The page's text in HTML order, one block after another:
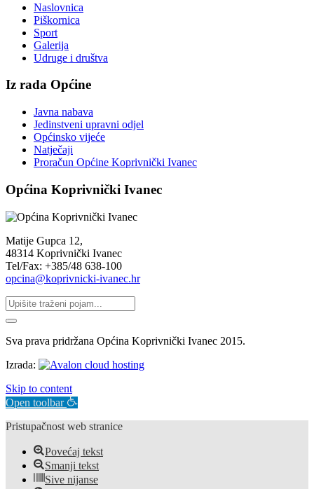
Naslovnica
Piškornica
Sport
Galerija
Udruge i društva
Iz rada Općine
Javna nabava
Jedinstveni upravni odjel
Općinsko vijeće
Natječaji
Proračun Općine Koprivnički Ivanec
Općina Koprivnički Ivanec
Matije Gupca 12,
48314 Koprivnički Ivanec
Tel/Fax: +385/48 638-100
opcina@koprivnicki-ivanec.hr
Sva prava pridržana Općina Koprivnički Ivanec 2015.
Izrada:
Skip to content
Open toolbar
Pristupačnost web stranice
Povećaj tekst
Smanji tekst
Sive nijanse